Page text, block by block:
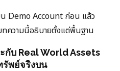
น Demo Account ก่อน แล้ว
ทความนี้อธิบายตั้งแต่พื้นฐาน
กับ Real World Assets
รัพย์จริงบน